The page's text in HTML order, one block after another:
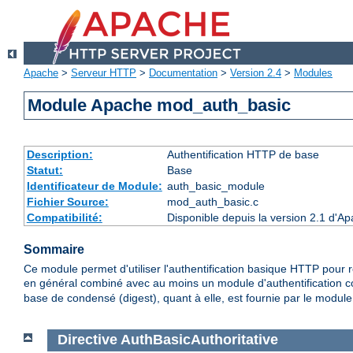
Apache > Serveur HTTP > Documentation > Version 2.4 > Modules
Module Apache mod_auth_basic
Description:
Authentification HTTP de base
Statut:
Base
Identificateur de Module: auth_basic_module
Fichier Source:
mod_auth_basic.c
Compatibilité:
Disponible depuis la version 2.1
Sommaire
Ce module permet d'utiliser l'authentification basique HTTP
en général combiné avec au moins un module d'authentification
base de condensé (digest), quant à elle, est fournie par le
Directive AuthBasicAuthoritative